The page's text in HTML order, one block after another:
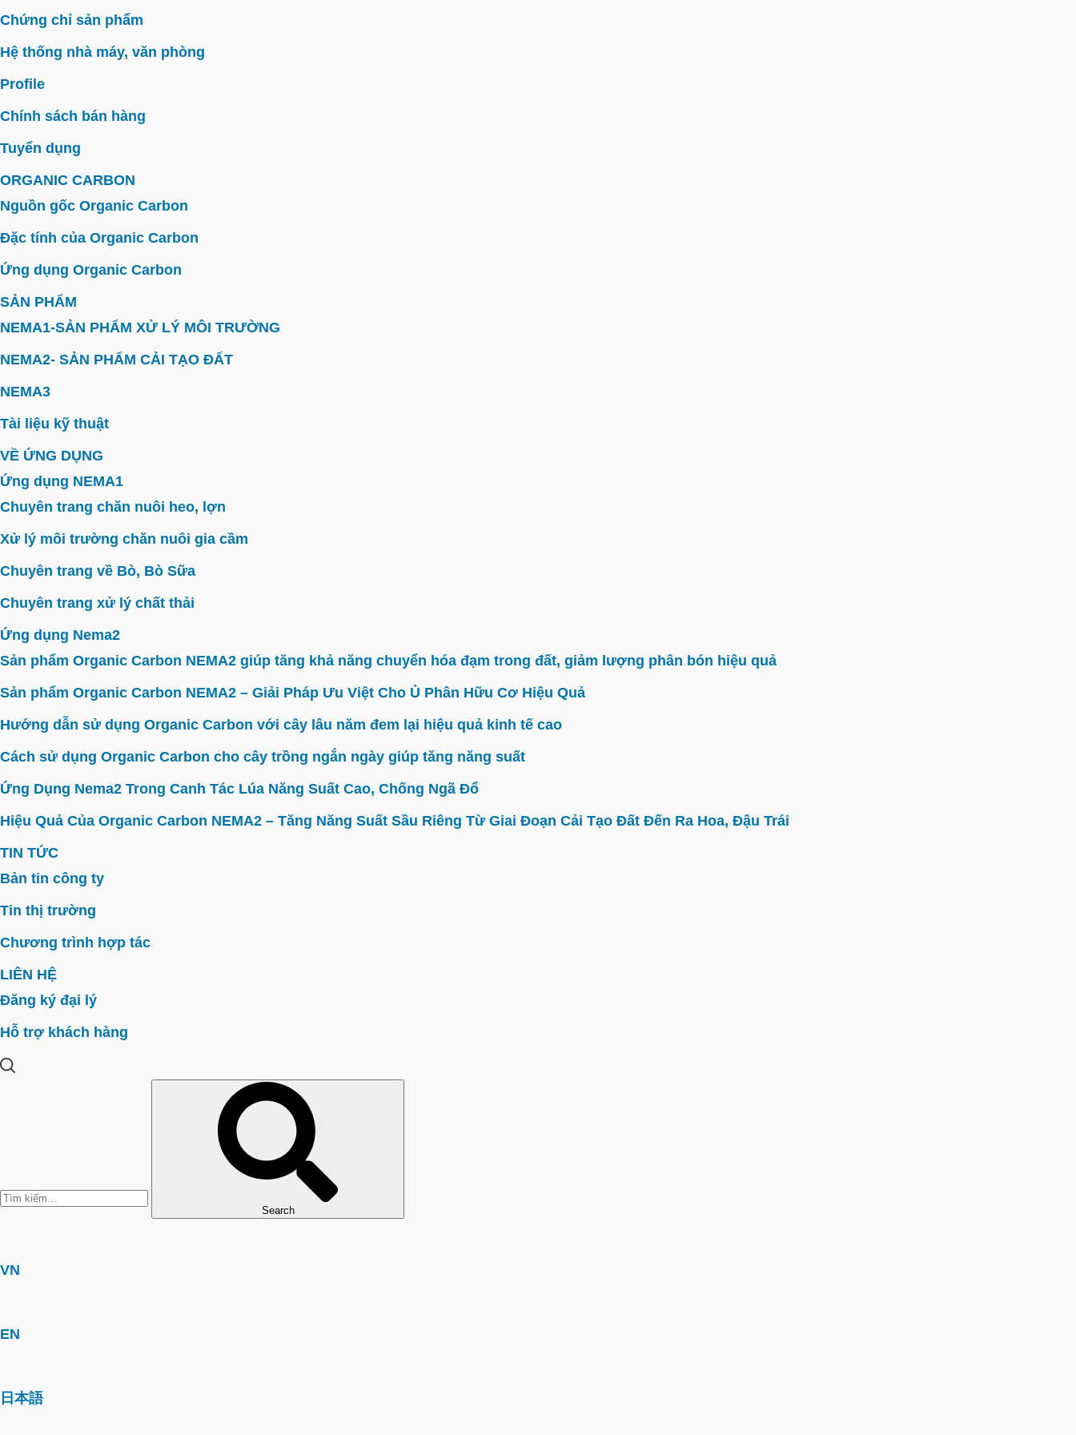
Chứng chỉ sản phẩm
Hệ thống nhà máy, văn phòng
Profile
Chính sách bán hàng
Tuyển dụng
ORGANIC CARBON
Nguồn gốc Organic Carbon
Đặc tính của Organic Carbon
Ứng dụng Organic Carbon
SẢN PHẨM
NEMA1-SẢN PHẨM XỬ LÝ MÔI TRƯỜNG
NEMA2- SẢN PHẨM CẢI TẠO ĐẤT
NEMA3
Tài liệu kỹ thuật
VỀ ỨNG DỤNG
Ứng dụng NEMA1
Chuyên trang chăn nuôi heo, lợn
Xử lý môi trường chăn nuôi gia cầm
Chuyên trang về Bò, Bò Sữa
Chuyên trang xử lý chất thải
Ứng dụng Nema2
Sản phẩm Organic Carbon NEMA2 giúp tăng khả năng chuyển hóa đạm trong đất, giảm lượng phân bón hiệu quả
Sản phẩm Organic Carbon NEMA2 – Giải Pháp Ưu Việt Cho Ủ Phân Hữu Cơ Hiệu Quả
Hướng dẫn sử dụng Organic Carbon với cây lâu năm đem lại hiệu quả kinh tế cao
Cách sử dụng Organic Carbon cho cây trồng ngắn ngày giúp tăng năng suất
Ứng Dụng Nema2 Trong Canh Tác Lúa Năng Suất Cao, Chống Ngã Đổ
Hiệu Quả Của Organic Carbon NEMA2 – Tăng Năng Suất Sầu Riêng Từ Giai Đoạn Cải Tạo Đất Đến Ra Hoa, Đậu Trái
TIN TỨC
Bản tin công ty
Tin thị trường
Chương trình hợp tác
LIÊN HỆ
Đăng ký đại lý
Hỗ trợ khách hàng
Search
VN
EN
日本語